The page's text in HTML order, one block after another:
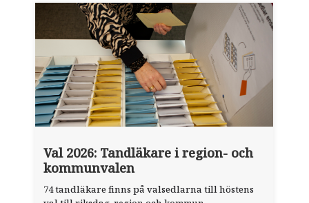
Val 2026: Tandläkare i region- och
kommunvalen
74 tandläkare finns på valsedlarna till höstens